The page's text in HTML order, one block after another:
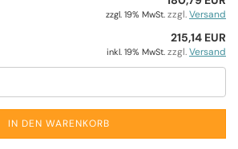
zzgl. 19% MwSt. zzgl.Versand
215,14 EUR
inkl. 19% MwSt. zzgl.Versand
IN DEN WARENKORB